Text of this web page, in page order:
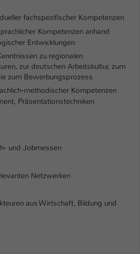
fachspezifischer Kompetenzen
Kompetenzen anhand
Entwicklungen
zu regionalen
zur deutschen Arbeitskultur, zum
zum Bewerbungsprozess
Kompetenzen
Präsentationstechniken
und Jobmessen
Netzwerken
aus Wirtschaft, Bildung und
der eingeloggte Benutzer
werden und es wird ihm
zu geschützten Bereichen
Cookie teilt der Webseite mit, ob
im Typo3-Backend
ist und Rechte besitzt diese